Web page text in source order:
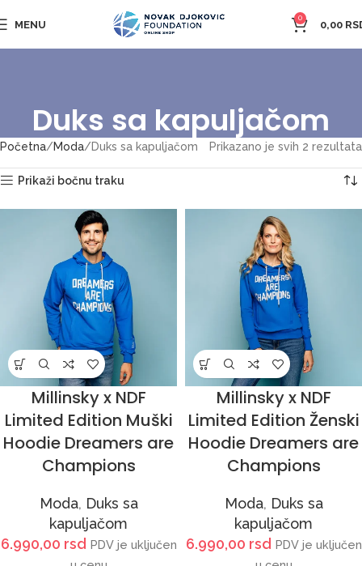
MENU
0
0,00
Duks sa kapuljačom
Početna Moda Duks sa kapuljačom Prikazano je svih 2 rezultata
Prikaži bočnu traku
Millinsky x NDF
Limited Edition Muški
Hoodie Dreamers are
Champions
Moda, Duks sa
kapuljačom
6.990,00 rsd PDV je uključen
Millinsky x NDF
Limited Edition Ženski
Hoodie Dreamers are
Champions
Moda, Duks sa
kapuljačom
6.990,00 rsd PDV je uključen